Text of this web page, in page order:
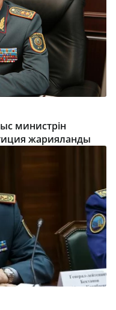
министрін
жарияланды